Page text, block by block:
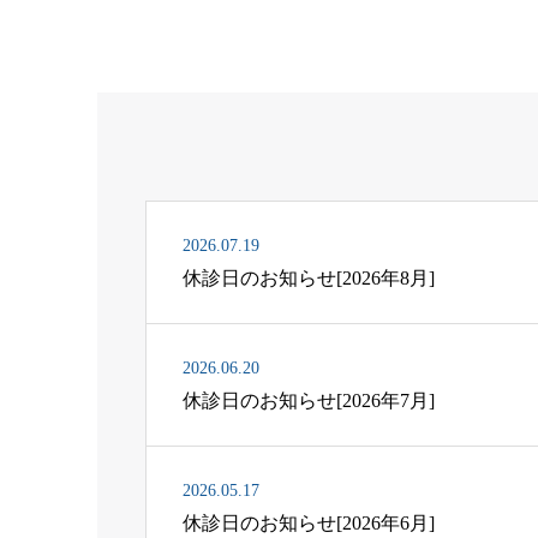
2026.07.19
休診日のお知らせ[2026年8月]
2026.06.20
休診日のお知らせ[2026年7月]
2026.05.17
休診日のお知らせ[2026年6月]